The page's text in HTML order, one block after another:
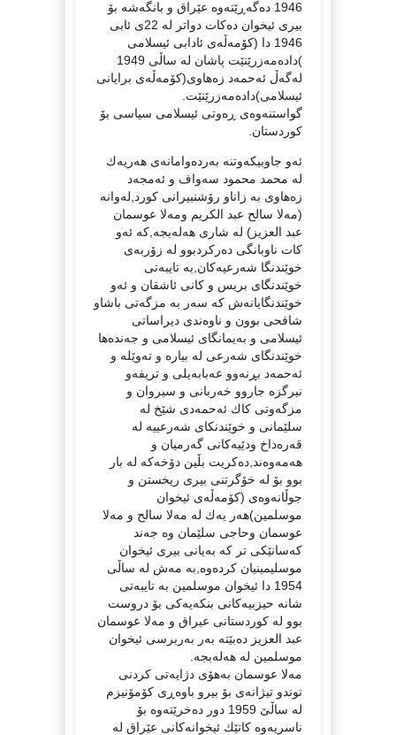
1946 ده‌گه‌ڕێته‌وه‌ عێراق و بانگه‌شه‌ بۆ
بیری ئیخوان ده‌كات دواتر له‌ 22ی ئابی
1946 دا (كۆمه‌ڵه‌ی ئادابی ئیسلامی
)داده‌مه‌زرێنێت پاشان له‌ ساڵی 1949
له‌گه‌ڵ ئه‌حمه‌د زه‌هاوی(كۆمه‌ڵه‌ی برایانی
ئیسلامی)داده‌مه‌زرێنێت.
گواستنه‌وه‌ی ڕه‌وتی ئیسلامی سیاسی بۆ
كوردستان.
ئه‌و جاوبیكه‌وتنه‌ به‌رده‌وامانه‌ی هه‌ریه‌ك
له‌ محمد محمود سه‌واف و ئه‌مجه‌د
زه‌هاوی به‌ زاناو رۆشنبیرانی كورد,له‌وانه‌
(مه‌لا سالح عبد الكریم ومه‌لا عوسمان
عبد العزیز) له‌ شاری هه‌له‌بجه‌,كه‌ ئه‌و
كات ناوبانگی ده‌ركردبوو له‌ زۆربه‌ی
خوێندنگا شه‌رعیه‌كان,به‌ تایبه‌تی
خوێندنگای بریس و كانی ئاشقان و ئه‌و
خوێندنگایانه‌ش كه‌ سه‌ر به‌ مزگه‌تی باشاو
شافحی بوون و ناوه‌ندی دیراساتی
ئیسلامی و به‌یمانگای ئیسلامی و جه‌نده‌ها
خوێندنگای شه‌رعی له‌ بیاره‌ و ته‌وێله‌ و
ئه‌حمه‌د بڕنه‌وو عه‌بابه‌یلی و تریفه‌و
نیرگزه‌ جاروو خه‌ربانی و سیروان و
مزگه‌وتی كاك ئه‌حمه‌دی شێخ له‌
سلێمانی و خوێندنكای شه‌رعییه‌ له‌
قه‌ره‌داخ ودێیه‌كانی گه‌رمیان و
هه‌مه‌وه‌ند,ده‌كریت بڵین دۆخه‌كه‌ له‌ بار
بوو بۆ له‌ خۆگرتنی بیری ریخستن و
جوڵانه‌وه‌ی (كۆمه‌ڵه‌ی ئیخوان
موسلمین)هه‌ر یه‌ك له‌ مه‌لا سالح و مه‌لا
عوسمان وحاجی سلێمان وه‌ جه‌ند
كه‌سانێكی تر كه‌ به‌یانی بیری ئیخوان
موسلیمینیان كرده‌وه‌,به‌ مه‌ش له‌ ساڵی
1954 دا ئیخوان موسلمین به‌ تایبه‌تی
شانه‌ حیزبیه‌كانی بنكه‌یه‌كی بۆ دروست
بوو له‌ كوردستانی عیراق و مه‌لا عوسمان
عبد العزیز ده‌بێته‌ به‌ر به‌ربرسی ئیخوان
موسلمین له‌ هه‌له‌بجه‌.
مه‌لا عوسمان به‌هۆی دژایه‌تی كردنی
توندو تیژانه‌ی بۆ بیرو باوه‌ڕی كۆمۆنیزم
له‌ ساڵێ‌ 1959 دور ده‌خرێته‌وه‌ بۆ
ناسریه‌وه‌ كاتێك ئیخوانه‌كانی عێراق له‌